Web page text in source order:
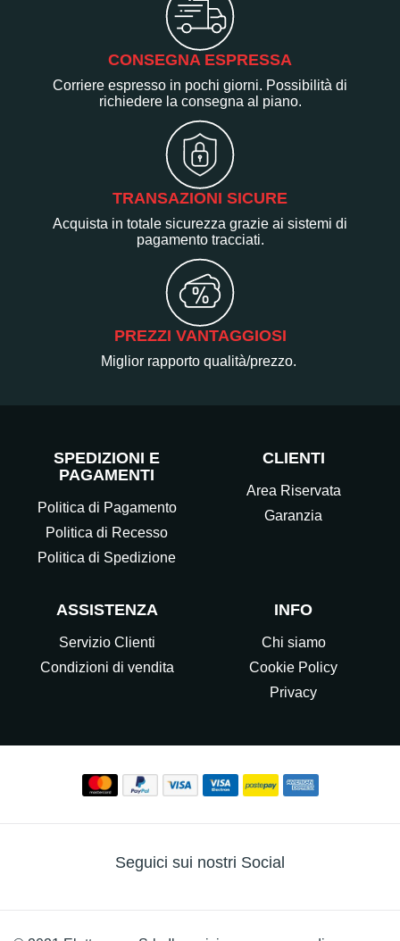
CONSEGNA ESPRESSA
Corriere espresso in pochi giorni. Possibilità di
richiedere la consegna al piano.
TRANSAZIONI SICURE
Acquista in totale sicurezza grazie ai sistemi di
pagamento tracciati.
PREZZI VANTAGGIOSI
Miglior rapporto qualità/prezzo.
SPEDIZIONI E
PAGAMENTI
Politica di Pagamento
Politica di Recesso
Politica di Spedizione
CLIENTI
Area Riservata
Garanzia
ASSISTENZA
Servizio Clienti
Condizioni di vendita
INFO
Chi siamo
Cookie Policy
Privacy
Seguici sui nostri Social